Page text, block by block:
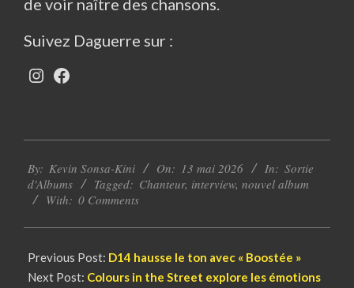
Suivez Daguerre sur :
Instagram
Facebook
05-
13
By: Kevin Sonsa-Kini On: 13 mai 2026 In: Sortie
d'Albums
Tagged: Chanteur, interview, nouvel album
With: 0 Comments
Previous Post: D14 hausse le ton avec « Boostée »
Next Post: Colours in the Street explore les émotions